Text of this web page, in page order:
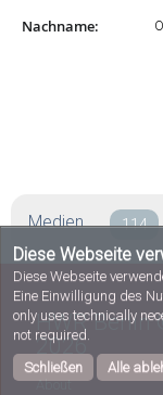
Diese Webseite
Diese Webseite
Eine Einwilligung des
only uses technically
not required.
Schließen
Alle
Nachname:
Medien 114
HWR Berlin
2026
About